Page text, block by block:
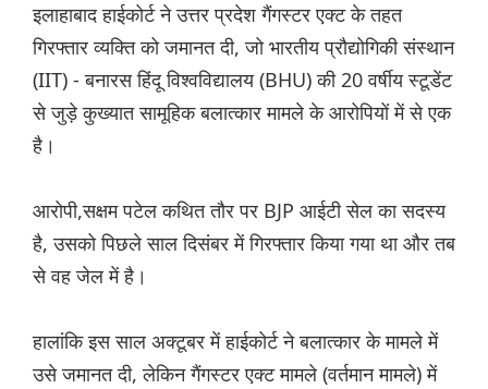
इलाहाबाद हाईकोर्ट ने उत्तर प्रदेश गैंगस्टर एक्ट के तहत
गिरफ्तार व्यक्ति को जमानत दी, जो भारतीय प्रौद्योगिकी संस्थान
(IIT) - बनारस हिंदू विश्वविद्यालय (BHU) की 20 वर्षीय स्टूडेंट
से जुड़े कुख्यात सामूहिक बलात्कार मामले के आरोपियों में से एक
है।
आरोपी,सक्षम पटेल कथित तौर पर BJP आईटी सेल का सदस्य
है, उसको पिछले साल दिसंबर में गिरफ्तार किया गया था और तब
से वह जेल में है।
हालांकि इस साल अक्टूबर में हाईकोर्ट ने बलात्कार के मामले में
उसे जमानत दी, लेकिन गैंगस्टर एक्ट मामले (वर्तमान मामले) में